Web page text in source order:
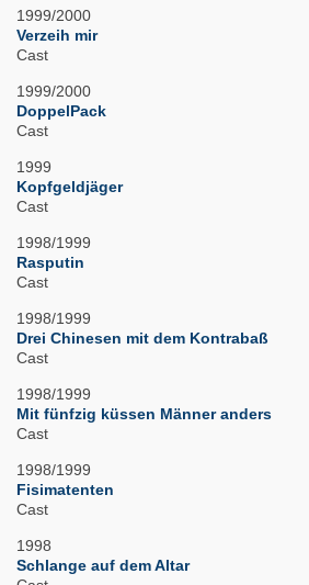
1999/2000
Verzeih mir
Cast
1999/2000
DoppelPack
Cast
1999
Kopfgeldjäger
Cast
1998/1999
Rasputin
Cast
1998/1999
Drei Chinesen mit dem Kontrabaß
Cast
1998/1999
Mit fünfzig küssen Männer anders
Cast
1998/1999
Fisimatenten
Cast
1998
Schlange auf dem Altar